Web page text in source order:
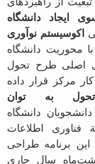
ایجاد دانشگاه
اکوسیستم نوآوری
با محوریت دانشگاه
اصلی طرح تحول
مرکز قرار داده
به توان
دانشگاه
فناوری اطلاعات
برنامه طراحی
سال جاری